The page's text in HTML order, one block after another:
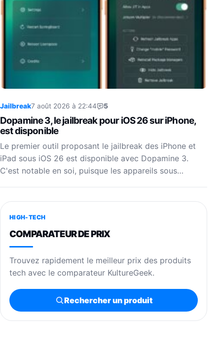
Jailbreak7 août 2026 à 22:44 5
Dopamine 3, le jailbreak pour iOS 26 sur iPhone,
est disponible
Le premier outil proposant le jailbreak des iPhone et
iPad sous iOS 26 est disponible avec Dopamine 3.
C'est notable en soi, puisque les appareils sous…
HIGH-TECH
COMPARATEUR DE PRIX
Trouvez rapidement le meilleur prix des produits
tech avec le comparateur KultureGeek.
Rechercher un produit